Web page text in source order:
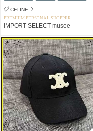
CELINE
PREMIUM PERSONAL SHOPPER
IMPORT SELECT musee